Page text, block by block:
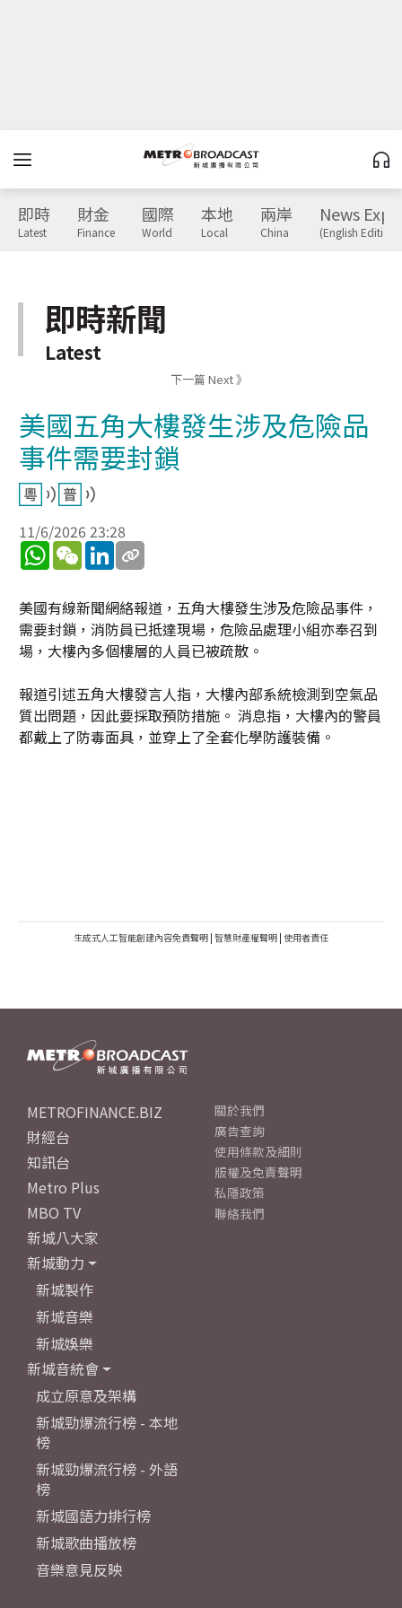
即時
Latest
財金
Finance
國際
World
本地
Local
兩岸
China
News
(English Edition)
即時新聞
Latest
下一篇 Next 》
美國五角大樓發生涉及危險品
事件需要封鎖
11/6/2026 23:28
WhatsApp
WeChatLinkedIn
美國有線新聞網絡報道，五角大樓發生涉及危險品事件，
需要封鎖，消防員已抵達現場，危險品處理小組亦奉召到
場，大樓內多個樓層的人員已被疏散。
報道引述五角大樓發言人指，大樓內部系統檢測到空氣品
質出問題，因此要採取預防措施。 消息指，大樓內的警員
都戴上了防毒面具，並穿上了全套化學防護裝備。
生成式人工智能創建內容免責聲明 | 智慧財產權聲明 | 使用者責任
METROFINANCE.BIZ
財經台
知訊台
Metro Plus
MBO TV
新城八大家
新城動力
新城製作
新城音樂
新城娛樂
新城音統會
成立原意及架構
新城勁爆流行榜 - 本地
榜
新城勁爆流行榜 - 外語
榜
新城國語力排行榜
新城歌曲播放榜
音樂意見反映
關於我們
廣告查詢
使用條款及細則
版權及免責聲明
私隱政策
聯絡我們